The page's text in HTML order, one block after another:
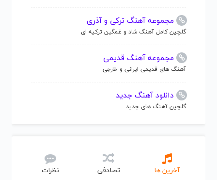
مجموعه آهنگ ترکی و آذری
گلچین کامل آهنگ شاد و غمگین ترکیه ای
مجموعه آهنگ قدیمی
آهنگ های قدیمی ایرانی و خارجی
دانلود آهنگ جدید
گلچین آهنگ های جدید
آخرین ها تصادفی نظرات